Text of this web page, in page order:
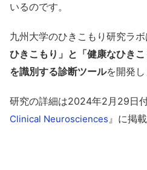
いるのです。
九州大学のひきこもり研究ラボ
ひきこもり」と「健康なひき
を識別する診断ツールを開発し
研究の詳細は2024年2月29日
Clinical Neurosciences』に掲